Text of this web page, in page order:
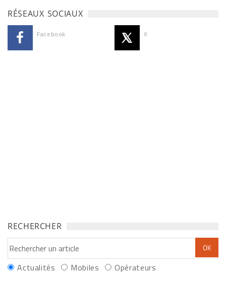
RÉSEAUX SOCIAUX
Facebook X
RECHERCHER
Actualités Mobiles Opérateurs